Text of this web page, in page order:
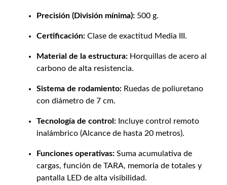
Precisión (División mínima): 500 g.
Certificación: Clase de exactitud Media III.
Material de la estructura: Horquillas de acero al
carbono de alta resistencia.
Sistema de rodamiento: Ruedas de poliuretano
con diámetro de 7 cm.
Tecnología de control: Incluye control remoto
inalámbrico (Alcance de hasta 20 metros).
Funciones operativas: Suma acumulativa de
cargas, función de TARA, memoria de totales y
pantalla LED de alta visibilidad.